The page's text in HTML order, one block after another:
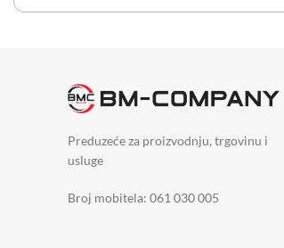
Preduzeće za proizvodnju, trgovinu i
usluge
Broj mobitela: 061 030 005